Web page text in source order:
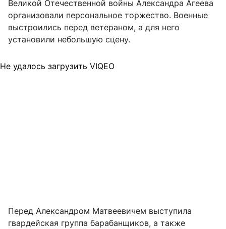
Великой Отечественной войны Александра Агеева
организовали персональное торжество. Военные
выстроились перед ветераном, а для него
установили небольшую сцену.
Не удалось загрузить VIQEO
Перед Александром Матвеевичем выступила
гвардейская группа барабанщиков, а также